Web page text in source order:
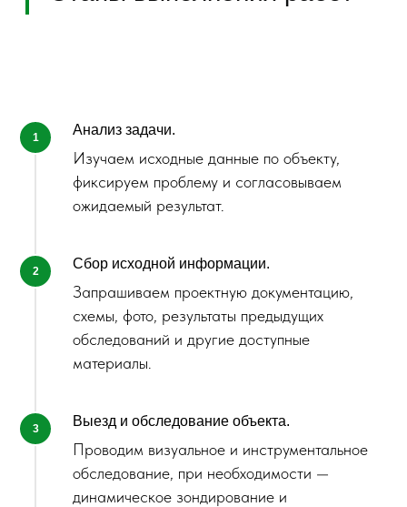
Анализ задачи.
Изучаем исходные данные по объекту,
фиксируем проблему и согласовываем
ожидаемый результат.
Сбор исходной информации.
Запрашиваем проектную документацию,
схемы, фото, результаты предыдущих
обследований и другие доступные
материалы.
Выезд и обследование объекта.
Проводим визуальное и инструментальное
обследование, при необходимости —
динамическое зондирование и